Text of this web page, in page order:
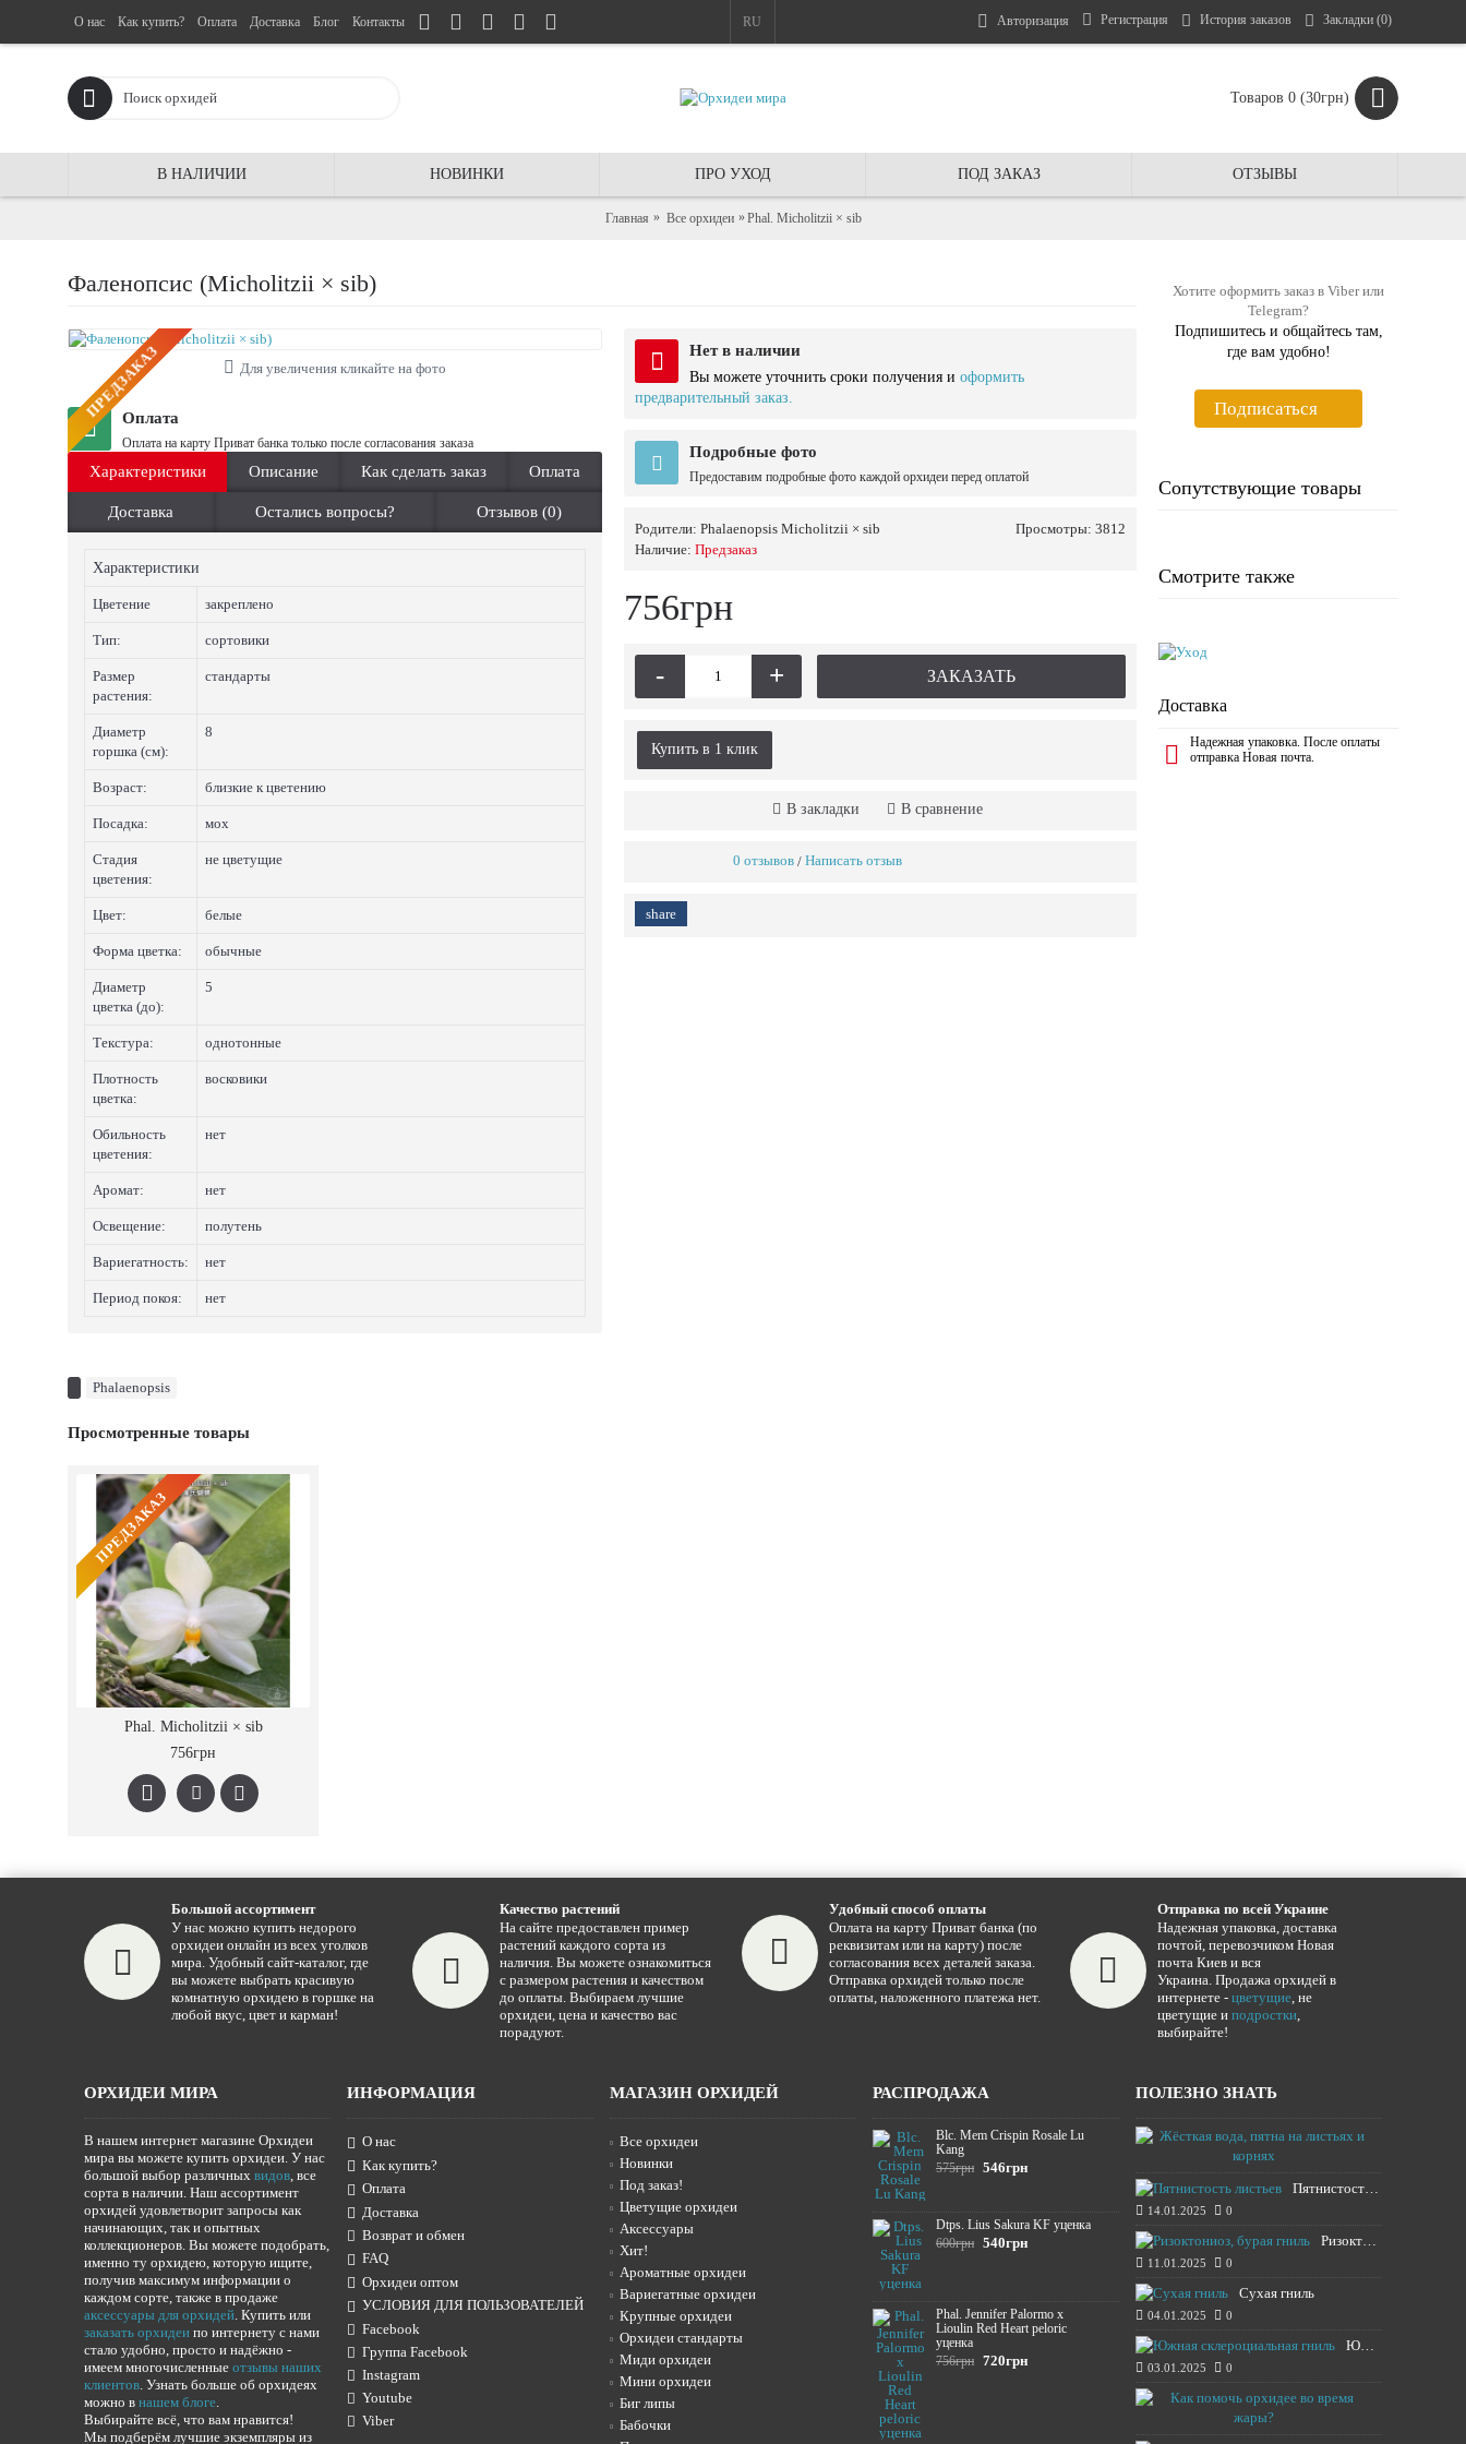
О нас Как купить? Оплата Доставка Блог Контакты RU Авторизация Регистрация История заказов Закладки (0)
Товаров 0 (30грн)
В НАЛИЧИИ НОВИНКИ ПРО УХОД ПОД ЗАКАЗ ОТЗЫВЫ
Главная Все орхидеи Phal. Micholitzii × sib
Хотите оформить заказ в Viber или
Telegram?
Подпишитесь и общайтесь там,
где вам удобно!
Подписаться
Сопутствующие товары
Смотрите также
Доставка
Надежная упаковка. После оплаты
отправка Новая почта.
Фаленопсис (Micholitzii × sib)
ПРЕДЗАКАЗ Для увеличения кликайте на фото
Оплата
Оплата на карту Приват банка только после согласования заказа
Характеристики Описание Как сделать заказ Оплата
Доставка Остались вопросы? Отзывов (0)
Характеристики
Цветение закреплено
Тип: сортовики
Размер
растения:
стандарты
Диаметр
горшка (см):
8
Возраст: близкие к цветению
Посадка: мох
Стадия
цветения:
не цветущие
Цвет: белые
Форма цветка: обычные
Диаметр
цветка (до):
5
Текстура: однотонные
Плотность
цветка:
восковики
Обильность
цветения:
нет
Аромат: нет
Освещение: полутень
Вариегатность: нет
Период покоя: нет
Нет в наличии
Вы можете уточнить сроки получения и оформить
предварительный заказ.
Подробные фото
Предоставим подробные фото каждой орхидеи перед оплатой
Просмотры: 3812
Родители: Phalaenopsis Micholitzii × sib
Наличие: Предзаказ
756грн
- + ЗАКАЗАТЬ
Купить в 1 клик
В закладки В сравнение
0 отзывов / Написать отзыв
share
Phalaenopsis
Просмотренные товары
ПРЕДЗАКАЗ
Phal. Micholitzii × sib
756грн
Большой ассортимент
У нас можно купить недорого
орхидеи онлайн из всех уголков
мира. Удобный сайт-каталог, где
вы можете выбрать красивую
комнатную орхидею в горшке на
любой вкус, цвет и карман!
Качество растений
На сайте предоставлен пример
растений каждого сорта из
наличия. Вы можете ознакомиться
с размером растения и качеством
до оплаты. Выбираем лучшие
орхидеи, цена и качество вас
порадуют.
Удобный способ оплаты
Оплата на карту Приват банка (по
реквизитам или на карту) после
согласования всех деталей заказа.
Отправка орхидей только после
оплаты, наложенного платежа нет.
Отправка по всей Украине
Надежная упаковка, доставка
почтой, перевозчиком Новая
почта Киев и вся
Украина. Продажа орхидей в
интернете - цветущие, не
цветущие и подростки,
выбирайте!
ОРХИДЕИ МИРА
В нашем интернет магазине Орхидеи
мира вы можете купить орхидеи. У нас
большой выбор различных видов, все
сорта в наличии. Наш ассортимент
орхидей удовлетворит запросы как
начинающих, так и опытных
коллекционеров. Вы можете подобрать,
именно ту орхидею, которую ищите,
получив максимум информации о
каждом сорте, также в продаже
аксессуары для орхидей. Купить или
заказать орхидеи по интернету с нами
стало удобно, просто и надёжно -
имеем многочисленные отзывы наших
клиентов. Узнать больше об орхидеях
можно в нашем блоге.
Выбирайте всё, что вам нравится!
Мы подберём лучшие экземпляры из
ИНФОРМАЦИЯ
О нас
Как купить?
Оплата
Доставка
Возврат и обмен
FAQ
Орхидеи оптом
УСЛОВИЯ ДЛЯ ПОЛЬЗОВАТЕЛЕЙ
Facebook
Группа Facebook
Instagram
Youtube
Viber
МАГАЗИН ОРХИДЕЙ
Все орхидеи
Новинки
Под заказ!
Цветущие орхидеи
Аксессуары
Хит!
Ароматные орхидеи
Вариегатные орхидеи
Крупные орхидеи
Орхидеи стандарты
Миди орхидеи
Мини орхидеи
Биг липы
Бабочки
РАСПРОДАЖА
Blc. Mem Crispin Rosale Lu
Kang
575грн 546грн
Dtps. Lius Sakura KF уценка
600грн 540грн
Phal. Jennifer Palormo x
Lioulin Red Heart peloric
уценка
756грн 720грн
ПОЛЕЗНО ЗНАТЬ
Пятнистость листьев
14.01.2025 0
Ризоктониоз, бурая гниль
11.01.2025 0
Сухая гниль
04.01.2025 0
Южная склероциальная гниль
03.01.2025 0